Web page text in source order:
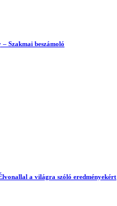
Szakmai beszámoló
a világra szóló eredményekért